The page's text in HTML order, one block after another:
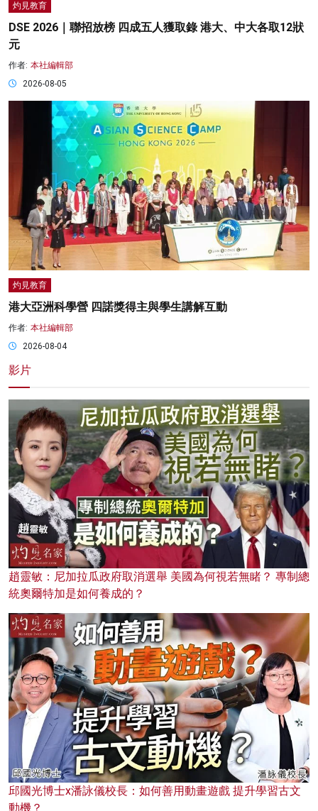
灼見教育
DSE 2026｜聯招放榜 四成五人獲取錄 港大、中大各取12狀
元
作者: 本社編輯部
2026-08-05
灼見教育
港大亞洲科學營 四諾獎得主與學生講解互動
作者: 本社編輯部
2026-08-04
影片
趙靈敏：尼加拉瓜政府取消選舉 美國為何視若無睹？ 專制總
統奧爾特加是如何養成的？
邱國光博士x潘詠儀校長：如何善用動畫遊戲 提升學習古文
動機？